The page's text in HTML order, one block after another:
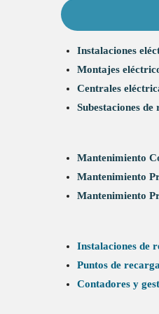
Instalaciones
Montajes
Centrales
Subestaciones
Mantenimiento
Mantenimiento
Mantenimiento
Instalaciones de
Puntos de
Contadores y